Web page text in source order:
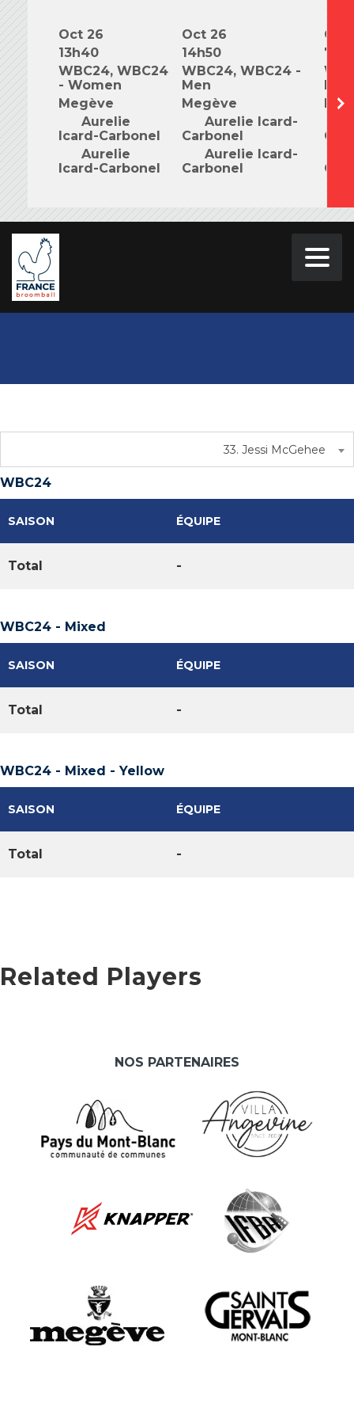
Oct 26
13h40
WBC24, WBC24
- Women
Megève
Aurelie
Icard-Carbonel
Aurelie
Icard-Carbonel
Oct 26
14h50
WBC24, WBC24 -
Men
Megève
Aurelie Icard-
Carbonel
Aurelie Icard-
Carbonel
Oct
33. Jessi McGehee
WBC24
SAISON ÉQUIPE
Total -
WBC24 - Mixed
SAISON ÉQUIPE
Total -
WBC24 - Mixed - Yellow
SAISON ÉQUIPE
Total -
Related Players
NOS PARTENAIRES